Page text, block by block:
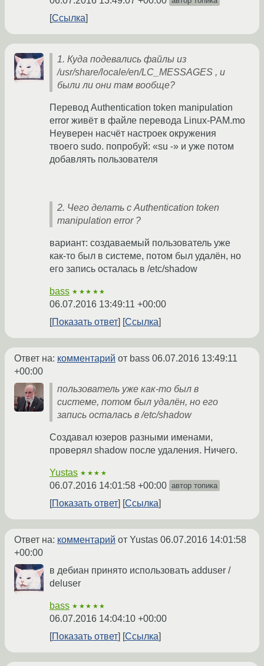
Ссылка
1. Куда подевались файлы из
/usr/share/locale/en/LC_MESSAGES , и
были ли они там вообще?
Перевод Authentication token manipulation
error живёт в файле перевода Linux-PAM.mo
Неуверен насчёт настроек окружения
твоего sudo. попробуй: «su -» и уже потом
добавлять пользователя
2. Чего делать с Authentication token
manipulation error ?
вариант: создаваемый пользователь уже
как-то был в системе, потом был удалён, но
его запись осталась в /etc/shadow
bass ★★★★★
06.07.2016 13:49:11 +00:00
Показать ответ
Ссылка
Ответ на: комментарий от bass 06.07.2016 13:49:11
+00:00
пользователь уже как-то был в
системе, потом был удалён, но его
запись осталась в /etc/shadow
Создавал юзеров разными именами,
проверял shadow после удаления. Ничего.
Yustas ★★★★
06.07.2016 14:01:58 +00:00 автор топика
Показать ответ Ссылка
Ответ на: комментарий от Yustas 06.07.2016 14:01:58
+00:00
в дебиан принято использовать adduser /
deluser
bass ★★★★★
06.07.2016 14:04:10 +00:00
Показать ответ
Ссылка